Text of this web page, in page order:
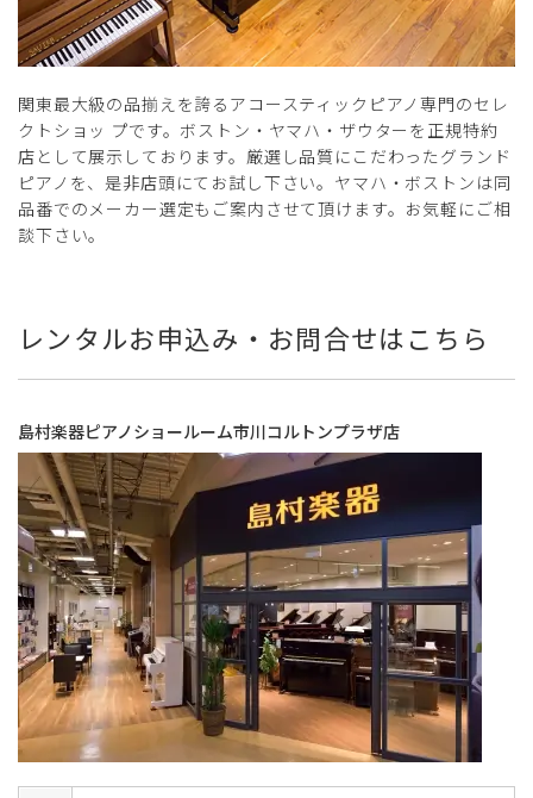
関東最大級の品揃えを誇るアコースティックピアノ専門のセレ
クトショッ プです。ボストン・ヤマハ・ザウターを正規特約
店として展示しております。厳選し品質にこだわったグランド
ピアノを、是非店頭にてお試し下さい。ヤマハ・ボストンは同
品番でのメーカー選定もご案内させて頂けます。お気軽にご相
談下さい。
レンタルお申込み・お問合せはこちら
島村楽器ピアノショールーム市川コルトンプラザ店